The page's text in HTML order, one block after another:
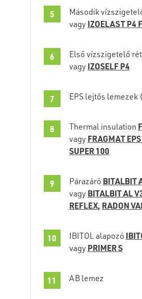
Második
vagy IZOELAST P4
Első vízszigetelő
vagy IZOSELF P4
EPS lejtős lemezek
Thermal insulation
vagy FRAGMAT
SUPER 100
Párazáró BITALBIT
vagy BITALBIT AL
REFLEX, RADON
IBITOL alapozó
vagy PRIMER S
AB lemez